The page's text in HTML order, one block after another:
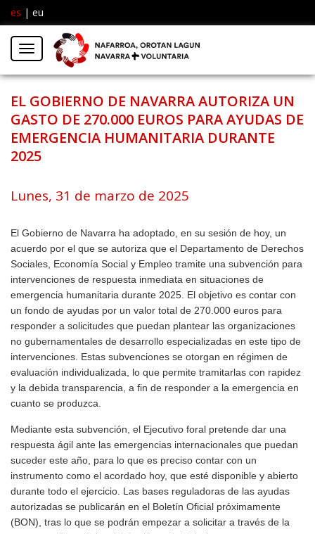
es | eu
Menú
EL GOBIERNO DE NAVARRA AUTORIZA UN
GASTO DE 270.000 EUROS PARA AYUDAS DE
EMERGENCIA HUMANITARIA DURANTE
2025
Lunes, 31 de marzo de 2025
El Gobierno de Navarra ha adoptado, en su sesión de hoy, un
acuerdo por el que se autoriza que el Departamento de Derechos
Sociales, Economía Social y Empleo tramite una subvención para
intervenciones de respuesta inmediata en situaciones de
emergencia humanitaria durante 2025. El objetivo es contar con
un fondo de ayudas por un valor total de 270.000 euros para
responder a solicitudes que puedan plantear las organizaciones
no gubernamentales de desarrollo especializadas en este tipo de
intervenciones. Estas subvenciones se otorgan en régimen de
evaluación individualizada, lo que permite tramitarlas con rapidez
y la debida transparencia, a fin de responder a la emergencia en
cuanto se produzca.
Mediante esta subvención, el Ejecutivo foral pretende dar una
respuesta ágil ante las emergencias internacionales que puedan
suceder este año, para lo que es preciso contar con un
instrumento como el acordado hoy, que esté disponible y abierto
durante todo el ejercicio. Las bases reguladoras de las ayudas
autorizadas se publicarán en el Boletín Oficial próximamente
(BON), tras lo que se podrán empezar a solicitar a través de la